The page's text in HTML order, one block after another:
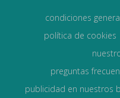
condiciones
política de cookies
preguntas
publicidad en nuestros